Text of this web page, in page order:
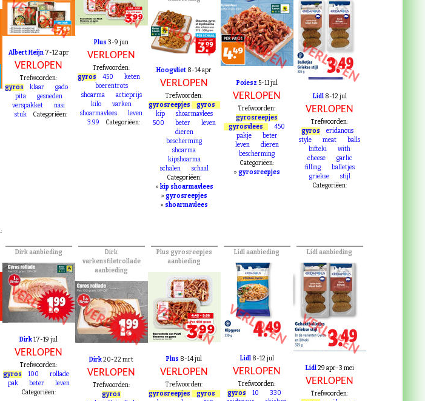
aanbieding
VERLOPEN
Albert Heijn7-12 apr
VERLOPEN
Trefwoorden:
gyros
klaar
gado
pita
gesneden
VERLOPEN
Plus3-9 jun
VERLOPEN
Trefwoorden:
gyros
keten
boerentrots
shoarma
actieprijs
kilo
varken
shoarmavlees
aanbieding
VERLOPEN
Hoogvliet8-14 apr
VERLOPEN
Trefwoorden:
gyrosreepjes
gyros
shoarmavlees
beter
dieren
bescherming
shoarma
kipshoarma
schalen
schaal
Categoriëen:
kip shoarmavlees
aanbieding
VERLOPEN
Poiesz5-11 jul
VERLOPEN
Trefwoorden:
gyrosreepjes
gyrosvlees
pakje
beter
leven
dieren
bescherming
Categoriëen:
VERLOPEN
Lidl8-12 jul
VERLOPEN
Trefwoorden:
gyros
eridanous
style
balls
bifteki
with
cheese
garlic
filling
balletjes
griekse
Dirk aanbieding
VERLOPEN
Dirk17-19 jul
VERLOPEN
Trefwoorden:
gyros
100
beter
Dirk
varkensfiletrollade
aanbieding
VERLOPEN
Dirk20-22 mrt
VERLOPEN
Plus gyrosreepjes
aanbieding
VERLOPEN
Plus8-14 jul
VERLOPEN
Trefwoorden:
Lidl aanbieding
VERLOPEN
Lidl8-12 jul
VERLOPEN
Trefwoorden:
Lidl aanbieding
VERLOPEN
Lidl29 apr-3 mei
VERLOPEN